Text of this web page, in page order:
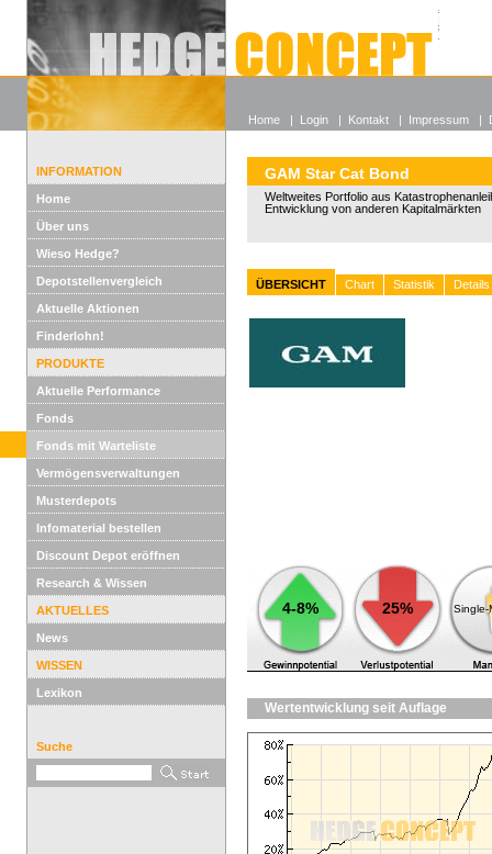
Alle
Wieso
INFORMATION
Home
Über uns
Wieso Hedge?
Depotstellenvergleich
Aktuelle Aktionen
Finderlohn!
PRODUKTE
Aktuelle Performance
Fonds
Fonds mit Warteliste
Vermögensverwaltungen
Musterdepots
Infomaterial bestellen
Discount Depot eröffnen
Research & Wissen
AKTUELLES
News
WISSEN
Lexikon
Suche
GAM Star Cat Bond
Weltweites Portfolio aus
Entwicklung von anderen Kapitalmärkten
ÜBERSICHT Chart Statistik Details
4-8% 25% Single-
Wertentwicklung seit Auflage
Home | Login | Kontakt | Impressum |